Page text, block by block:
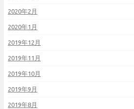
2020年2月
2020年1月
2019年12月
2019年11月
2019年10月
2019年9月
2019年8月